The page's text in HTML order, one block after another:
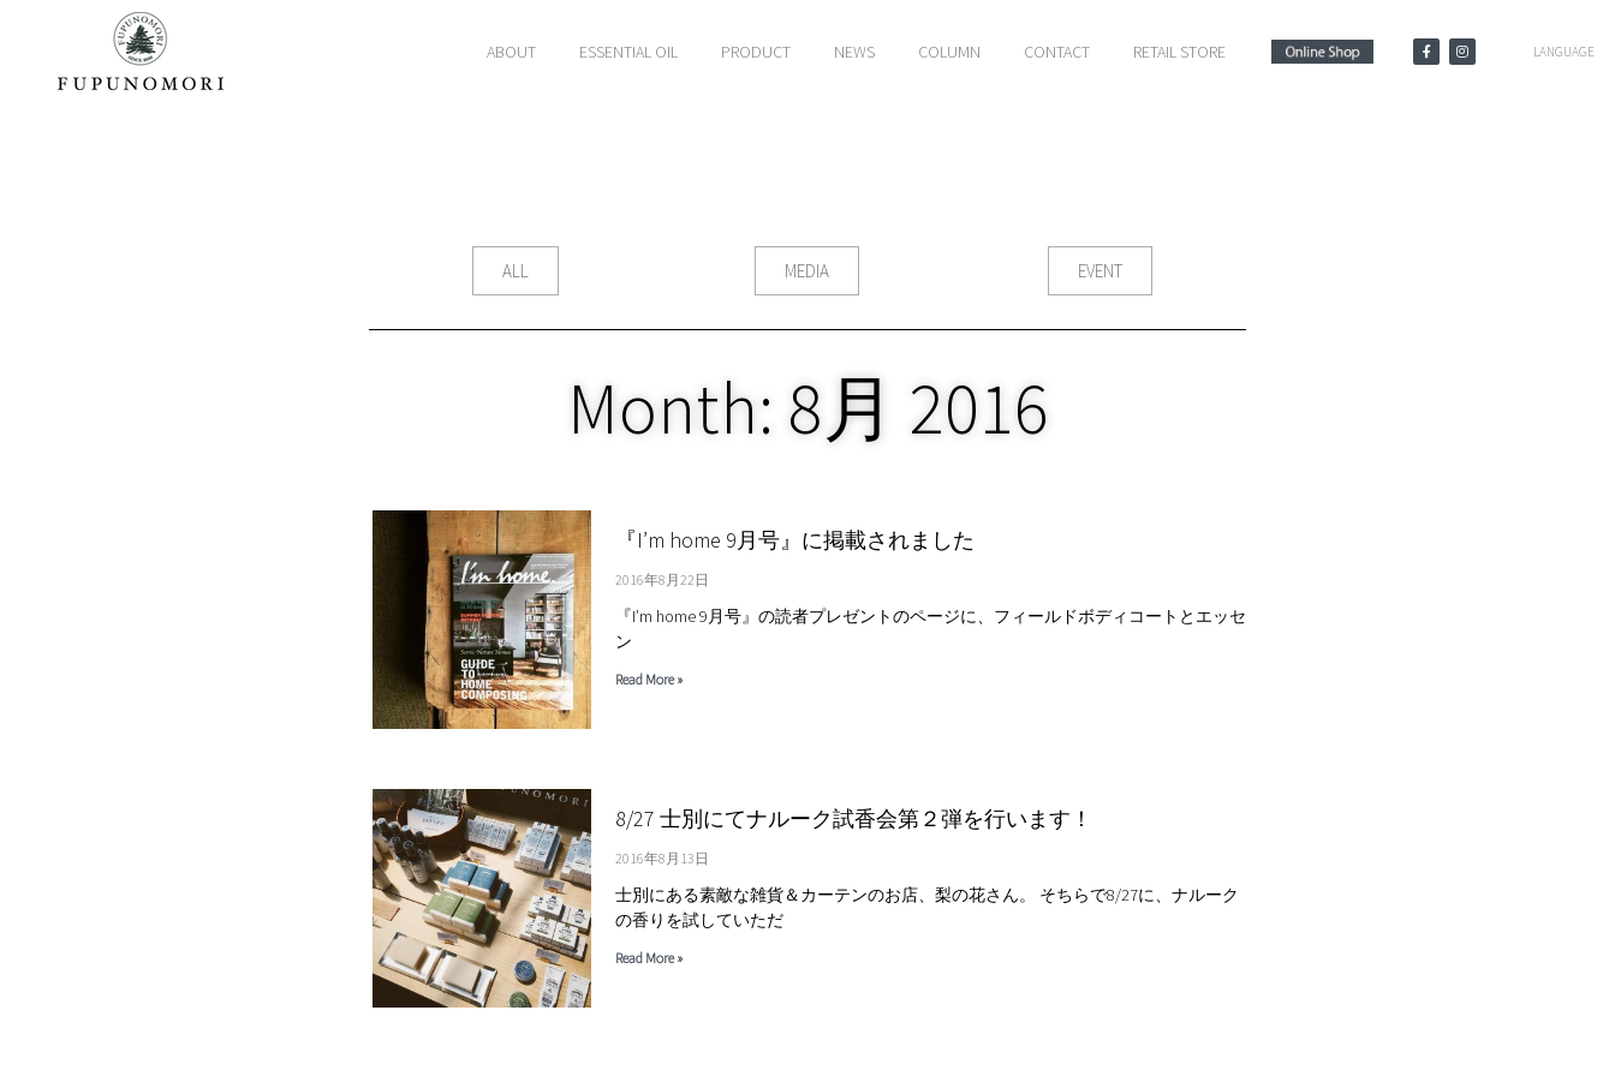
ABOUT ESSENTIAL OIL PRODUCT NEWS COLUMN CONTACT RETAIL STORE LANGUAGE
ALL MEDIA EVENT
Month: 8月 2016
『I’m home 9月号』に掲載されました
2016年8月22日
『I’m home 9月号』の読者プレゼントのページに、フィールドボディコートとエッセ
ン
Read More »
8/27 士別にてナルーク試香会第２弾を行います！
2016年8月13日
士別にある素敵な雑貨＆カーテンのお店、梨の花さん。 そちらで8/27に、ナルーク
の香りを試していただ
Read More »